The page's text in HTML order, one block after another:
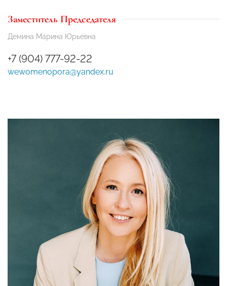
Заместитель Председателя
Демина Марина Юрьевна
+7 (904) 777-92-22
wewomenopora@yandex.ru